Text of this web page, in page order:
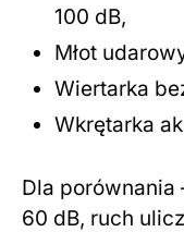
100 dB,
Młot
Wiertarka
Wkrętarka
Dla porównania
60 dB, ruch